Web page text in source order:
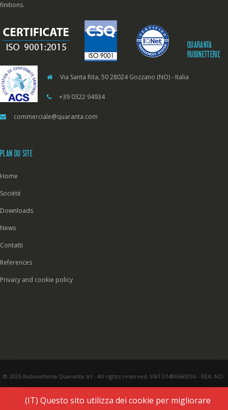
finitions.
QUARANTA
RUBINETTERIE
Via Santa Rita, 50 28024 Gozzano (NO) - Italia
+39 0322 94934
commerciale@quaranta.com
PLAN DU SITE
Home
Société
Downloads
News
Contatti
References
Privacy and cookie policy
© 2026 Rubinetteria Quaranta srl - All rights reserved. VAT 01486660036 - REA: NO-
(IT) Questo sito utilizza dei cookie per migliorare